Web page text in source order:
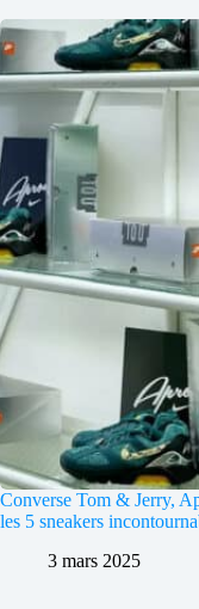
Converse Tom & Jerry,
les 5 sneakers
3 mars 2025